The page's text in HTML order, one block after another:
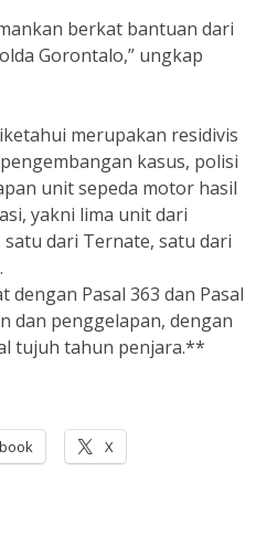
berkat bantuan dari
Gorontalo,” ungkap
merupakan residivis
kasus, polisi
unit sepeda motor hasil
yakni lima unit dari
dari Ternate, satu dari
Pasal 363 dan Pasal
dan penggelapan, dengan
tujuh tahun penjara.**
X